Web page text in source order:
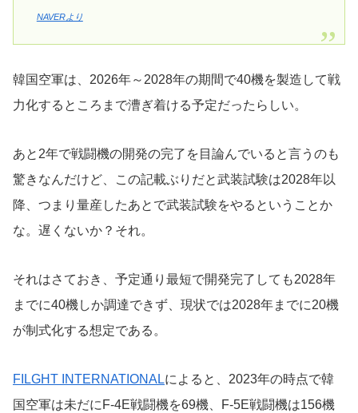
NAVERより
韓国空軍は、2026年～2028年の期間で40機を製造して戦
力化するところまで漕ぎ着ける予定だったらしい。
あと2年で戦闘機の開発の完了を目論んでいると言うのも
驚きなんだけど、この記載ぶりだと武装試験は2028年以
降、つまり量産したあとで武装試験をやるということか
な。遅くないか？それ。
それはさておき、予定通り最短で開発完了しても2028年
までに40機しか調達できず、現状では2028年までに20機
が制式化する想定である。
FILGHT INTERNATIONALによると、2023年の時点で韓
国空軍は未だにF-4E戦闘機を69機、F-5E戦闘機は156機